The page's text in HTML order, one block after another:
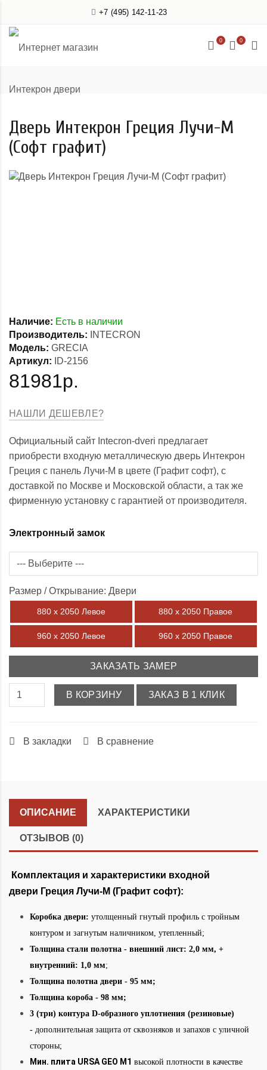
+7 (495) 142-11-23
0 0
Дверь Интекрон Греция Лучи-М
(Софт графит)
Наличие: Есть в наличии
Производитель:
INTECRON
Модель: GRECIA
Артикул: ID-2156
81981р.
НАШЛИ ДЕШЕВЛЕ?
Официальный сайт Intecron-dveri предлагает
приобрести входную металлическую дверь Интекрон
Греция с панель Лучи-М в цвете (Графит софт), с
доставкой по Москве и Московской области, а так же
фирменную установку с гарантией от производителя.
Электронный замок
Размер / Открывание: Двери
880 х 2050 Левое 880 х 2050 Правое
960 х 2050 Левое 960 х 2050 Правое
ЗАКАЗАТЬ ЗАМЕР
В КОРЗИНУ ЗАКАЗ В 1 КЛИК
В закладки В сравнение
ОПИСАНИЕ ХАРАКТЕРИСТИКИ
ОТЗЫВОВ (0)
Комплектация и характеристики входной
двери Греция Лучи-М (Графит софт):
Коробка двери: утолщенный гнутый профиль с тройным
контуром и загнутым наличником, утепленный;
Толщина стали полотна - внешний лист: 2,0 мм, +
внутренний: 1,0 мм;
Толщина полотна двери - 95 мм;
Толщина короба - 98 мм;
3 (три) контура D-образного уплотнения (резиновые)
- дополнительная защита от сквозняков и запахов с уличной
стороны;
Мин. плита URSA GEO М1 высокой плотности в качестве